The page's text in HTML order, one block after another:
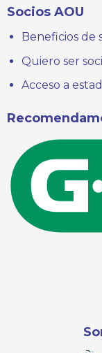
Socios AOU
Beneficios de
Quiero ser
Acceso a